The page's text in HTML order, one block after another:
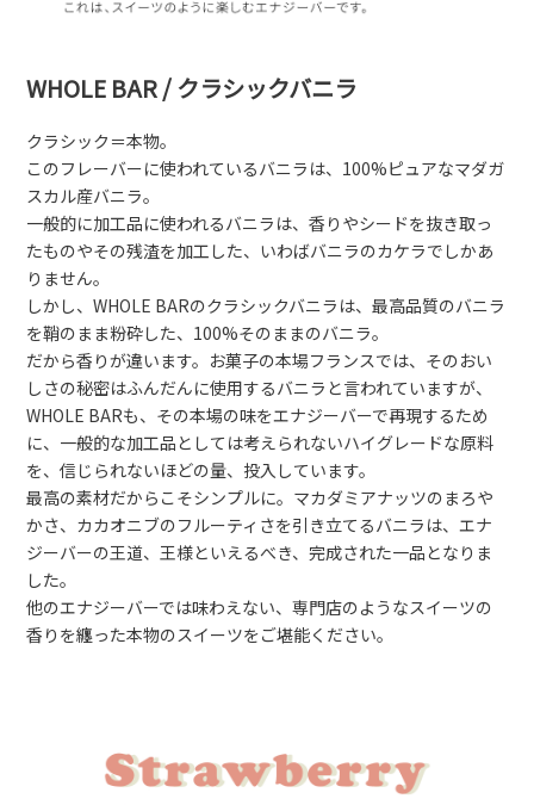
WHOLE BAR / クラシックバニラ
クラシック＝本物。
このフレーバーに使われているバニラは、100%ピュアなマダガ
スカル産バニラ。
一般的に加工品に使われるバニラは、香りやシードを抜き取っ
たものやその残渣を加工した、いわばバニラのカケラでしかあ
りません。
しかし、WHOLE BARのクラシックバニラは、最高品質のバニラ
を鞘のまま粉砕した、100%そのままのバニラ。
だから香りが違います。お菓子の本場フランスでは、そのおい
しさの秘密はふんだんに使用するバニラと言われていますが、
WHOLE BARも、その本場の味をエナジーバーで再現するため
に、一般的な加工品としては考えられないハイグレードな原料
を、信じられないほどの量、投入しています。
最高の素材だからこそシンプルに。マカダミアナッツのまろや
かさ、カカオニブのフルーティさを引き立てるバニラは、エナ
ジーバーの王道、王様といえるべき、完成された一品となりま
した。
他のエナジーバーでは味わえない、専門店のようなスイーツの
香りを纏った本物のスイーツをご堪能ください。